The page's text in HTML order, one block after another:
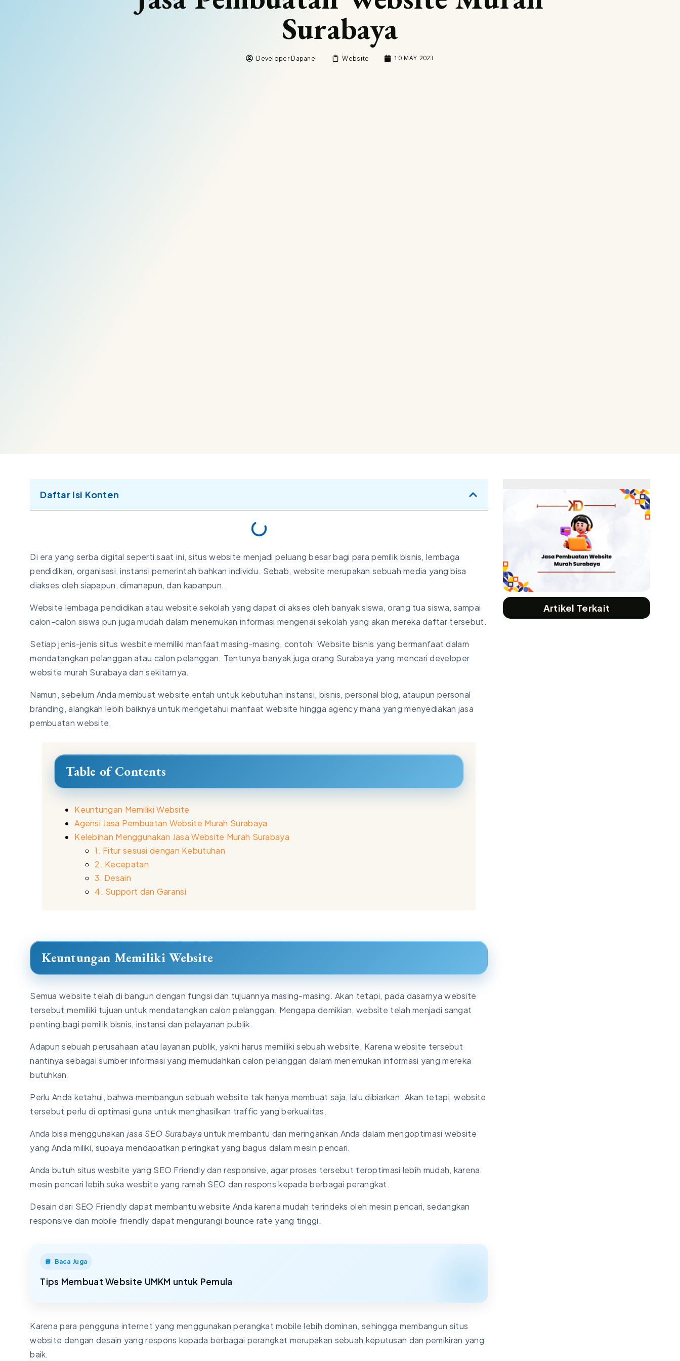
Surabaya
Developer Dapanel Website 10 MAY 2023
Daftar Isi Konten
Di era yang serba digital seperti saat ini, situs website menjadi peluang besar bagi para pemilik bisnis, lembaga
pendidikan, organisasi, instansi pemerintah bahkan individu. Sebab, website merupakan sebuah media yang bisa
diakses oleh siapapun, dimanapun, dan kapanpun.
Website lembaga pendidikan atau website sekolah yang dapat di akses oleh banyak siswa, orang tua siswa, sampai
calon-calon siswa pun juga mudah dalam menemukan informasi mengenai sekolah yang akan mereka daftar tersebut.
Setiap jenis-jenis situs wesbite memiliki manfaat masing-masing, contoh: Website bisnis yang bermanfaat dalam
mendatangkan pelanggan atau calon pelanggan. Tentunya banyak juga orang Surabaya yang mencari developer
website murah Surabaya dan sekitarnya.
Namun, sebelum Anda membuat website entah untuk kebutuhan instansi, bisnis, personal blog, ataupun personal
branding, alangkah lebih baiknya untuk mengetahui manfaat website hingga agency mana yang menyediakan jasa
pembuatan website.
Table of Contents
Keuntungan Memiliki Website
Agensi Jasa Pembuatan Website Murah Surabaya
Kelebihan Menggunakan Jasa Website Murah Surabaya
1. Fitur sesuai dengan Kebutuhan
2. Kecepatan
3. Desain
4. Support dan Garansi
Keuntungan Memiliki Website
Semua website telah di bangun dengan fungsi dan tujuannya masing-masing. Akan tetapi, pada dasarnya website
tersebut memiliki tujuan untuk mendatangkan calon pelanggan. Mengapa demikian, website telah menjadi sangat
penting bagi pemilik bisnis, instansi dan pelayanan publik.
Adapun sebuah perusahaan atau layanan publik, yakni harus memiliki sebuah website. Karena website tersebut
nantinya sebagai sumber informasi yang memudahkan calon pelanggan dalam menemukan informasi yang mereka
butuhkan.
Perlu Anda ketahui, bahwa membangun sebuah website tak hanya membuat saja, lalu dibiarkan. Akan tetapi, website
tersebut perlu di optimasi guna untuk menghasilkan traffic yang berkualitas.
Anda bisa menggunakan jasa SEO Surabaya untuk membantu dan meringankan Anda dalam mengoptimasi website
yang Anda miliki, supaya mendapatkan peringkat yang bagus dalam mesin pencari.
Anda butuh situs wesbite yang SEO Friendly dan responsive, agar proses tersebut teroptimasi lebih mudah, karena
mesin pencari lebih suka wesbite yang ramah SEO dan respons kepada berbagai perangkat.
Desain dari SEO Friendly dapat membantu website Anda karena mudah terindeks oleh mesin pencari, sedangkan
responsive dan mobile friendly dapat mengurangi bounce rate yang tinggi.
Baca Juga
Tips Membuat Website UMKM untuk Pemula
Karena para pengguna internet yang menggunakan perangkat mobile lebih dominan, sehingga membangun situs
website dengan desain yang respons kepada berbagai perangkat merupakan sebuah keputusan dan pemikiran yang
baik.
Artikel Terkait